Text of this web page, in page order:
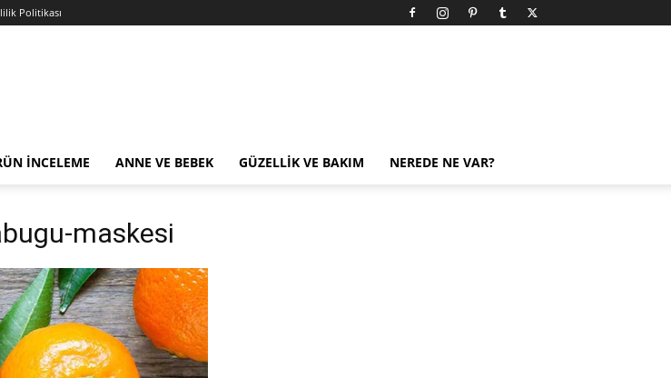
Politikası
İNCELEME ANNE VE BEBEK GÜZELLIK VE BAKIM NEREDE NE VAR?
maskesi